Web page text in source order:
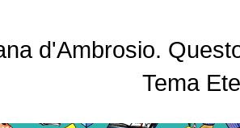
d'Ambrosio.
Tema